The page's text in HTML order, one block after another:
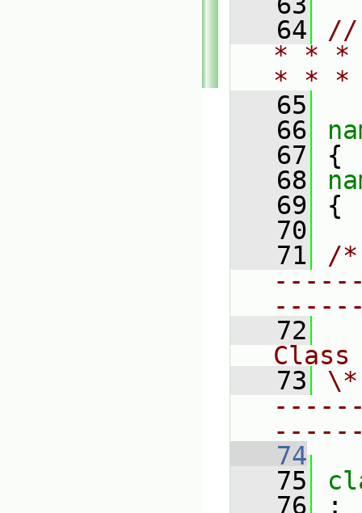
   64
//
* * *
* *
   65
   66
   67
{
   68
   69
{
   70
   71
/
   72
   73
   74
   75
   76
: